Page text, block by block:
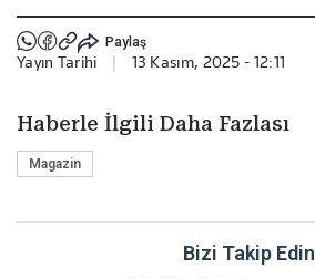
Paylaş
Yayın Tarihi 13 Kasım, 2025 - 12:11
Haberle İlgili Daha Fazlası
Magazin
Bizi Takip Edin